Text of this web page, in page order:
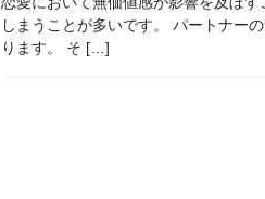
e
b
er
et
しまうことが多いです。 パートナー
ります。 そ […]